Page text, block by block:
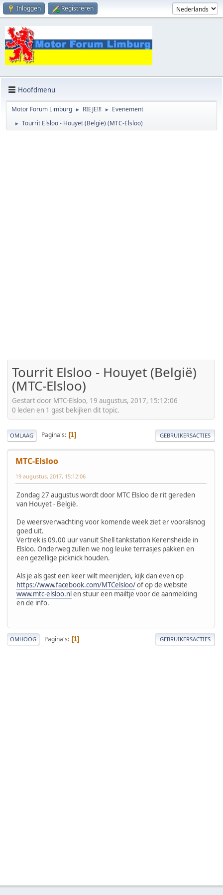
Inloggen Registreren
Hoofdmenu
Motor Forum Limburg ► RIEJE!!! ► Evenement
► Tourrit Elsloo - Houyet (België) (MTC-Elsloo)
Tourrit Elsloo - Houyet (België)
(MTC-Elsloo)
Gestart door MTC-Elsloo, 19 augustus, 2017, 15:12:06
0 leden en 1 gast bekijken dit topic.
OMLAAG Pagina's 1 GEBRUIKERSACTIES
MTC-Elsloo
19 augustus, 2017, 15:12:06
Zondag 27 augustus wordt door MTC Elsloo de rit gereden
van Houyet - België.
De weersverwachting voor komende week ziet er vooralsnog
goed uit.
Vertrek is 09.00 uur vanuit Shell tankstation Kerensheide in
Elsloo. Onderweg zullen we nog leuke terrasjes pakken en
een gezellige picknick houden.
Als je als gast een keer wilt meerijden, kijk dan even op
https://www.facebook.com/MTCelsloo/of op de website
www.mtc-elsloo.nlen stuur een mailtje voor de aanmelding
en de info.
OMHOOG Pagina's 1 GEBRUIKERSACTIES